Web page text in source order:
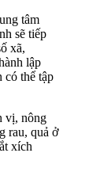
tâm
sẽ tiếp
xã,
lập
có thể tập
vị, nông
rau, quả ở
xích